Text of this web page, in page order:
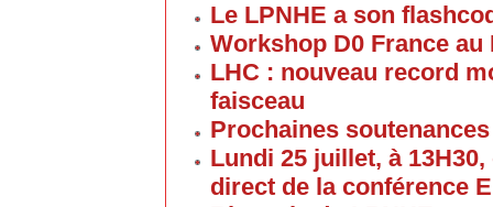
Le LPNHE a son
Workshop D0 France au
LHC : nouveau record
faisceau
Prochaines
Lundi 25 juillet, à
direct de la conférence